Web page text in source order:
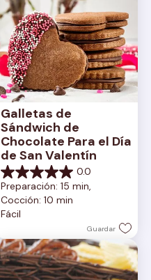
Galletas de
Sándwich de
Chocolate Para el Día
de San Valentín
0.0
0.0
de
5
estrellas.
Preparación: 15 min,
Cocción: 10 min
Fácil
Guardar